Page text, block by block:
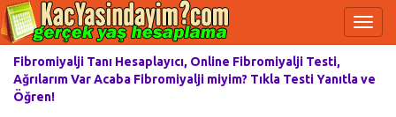
Fibromiyalji Tanı Hesaplayıcı, Online Fibromiyalji Testi,
Ağrılarım Var Acaba Fibromiyalji miyim? Tıkla Testi Yanıtla ve
Öğren!